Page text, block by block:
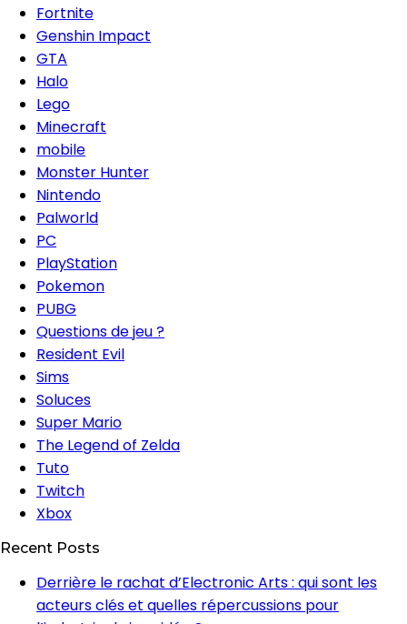
Fortnite
Genshin Impact
GTA
Halo
Lego
Minecraft
mobile
Monster Hunter
Nintendo
Palworld
PC
PlayStation
Pokemon
PUBG
Questions de jeu ?
Resident Evil
Sims
Soluces
Super Mario
The Legend of Zelda
Tuto
Twitch
Xbox
Recent Posts
Derrière le rachat d’Electronic Arts : qui sont les
acteurs clés et quelles répercussions pour